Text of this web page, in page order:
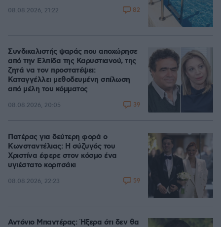
08.08.2026, 21:22 82
Συνδικαλιστής ψαράς που αποχώρησε
από την Ελπίδα της Καρυστιανού, της
ζητά να τον προστατέψει:
Καταγγέλλει μεθοδευμένη σπίλωση
από μέλη του κόμματος
08.08.2026, 20:05 39
Πατέρας για δεύτερη φορά ο
Κωνσταντέλιας: Η σύζυγός του
Χριστίνα έφερε στον κόσμο ένα
υγιέστατο κοριτσάκι
08.08.2026, 22:23 59
Αντόνιο Μπαντέρας: Ήξερα ότι δεν θα